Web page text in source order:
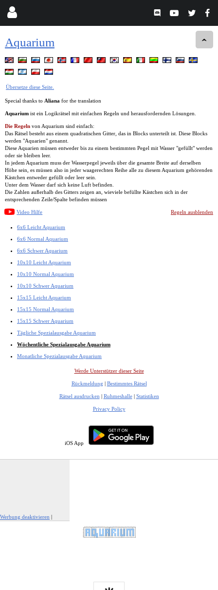
Aquarium
Übersetze diese Seite.
Special thanks to Aliana for the translation
Aquarium ist ein Logikrätsel mit einfachen Regeln und herausfordernden Lösungen.
Die Regeln von Aquarium sind einfach:
Das Rätsel besteht aus einem quadratischen Gitter, das in Blocks unterteilt ist. Diese Blocks
werden "Aquarien" genannt.
Diese Aquarien müssen entweder bis zu einem bestimmten Pegel mit Wasser "gefüllt" werden
oder sie bleiben leer.
In jedem Aquarium muss der Wasserpegel jeweils über die gesamte Breite auf derselben
Höhe sein, es müssen also in jeder waagerechten Reihe alle zu diesem Aquarium gehörenden
Kästchen entweder gefüllt oder leer sein.
Unter dem Wasser darf sich keine Luft befinden.
Die Zahlen außerhalb des Gitters zeigen an, wieviele befüllte Kästchen sich in der
entsprechenden Zeile/Spalte befinden müssen
Video Hilfe Regeln ausblenden
6x6 Leicht Aquarium
6x6 Normal Aquarium
6x6 Schwer Aquarium
10x10 Leicht Aquarium
10x10 Normal Aquarium
10x10 Schwer Aquarium
15x15 Leicht Aquarium
15x15 Normal Aquarium
15x15 Schwer Aquarium
Tägliche Spezialausgabe Aquarium
Wöchentliche Spezialausgabe Aquarium
Monatliche Spezialausgabe Aquarium
Werde Unterstützer dieser Seite
Rückmeldung | Bestimmtes Rätsel
Rätsel ausdrucken | Ruhmeshalle| Statistiken
Privacy Policy
iOS App
Werbung deaktivieren |